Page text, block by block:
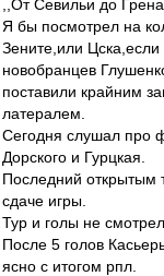
,,От Севильи до
Я бы посмотрел на
Зените,или
новобранцев
поставили крайним
латералем.
Сегодня слушал про
Дорского и Гурцкая.
Последний открытым
сдаче игры.
Тур и голы не
После 5 голов
ясно с итогом рпл.